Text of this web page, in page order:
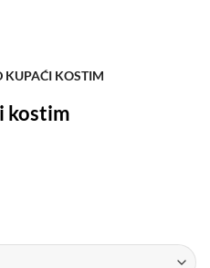
KUPAĆI KOSTIM
kostim